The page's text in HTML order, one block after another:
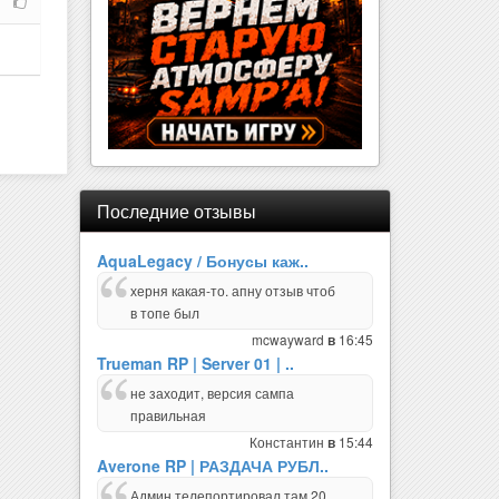
Последние отзывы
AquaLegacy / Бонусы каж..
херня какая-то. апну отзыв чтоб
в топе был
mcwayward в 16:45
Trueman RP | Server 01 | ..
не заходит, версия сампа
правильная
Константин в 15:44
Averone RP | РАЗДАЧА РУБЛ..